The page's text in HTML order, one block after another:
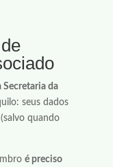
Secretaria da
seus dados
quando
é preciso